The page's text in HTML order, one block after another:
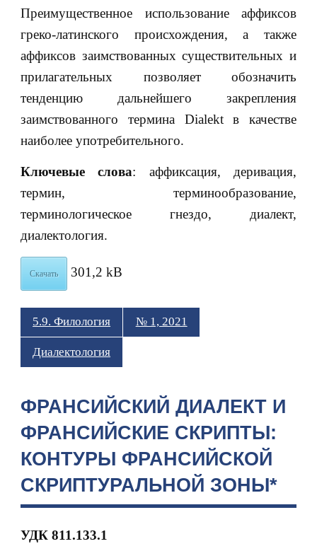
Преимущественное использование аффиксов
греко-латинского происхождения, а также
аффиксов заимствованных существительных и
прилагательных позволяет обозначить
тенденцию дальнейшего закрепления
заимствованного термина Dialekt в качестве
наиболее употребительного.
Ключевые слова: аффиксация, деривация,
термин, терминообразование,
терминологическое гнездо, диалект,
диалектология.
Скачать 301,2 kB
5.9. Филология № 1, 2021
Диалектология
ФРАНСИЙСКИЙ ДИАЛЕКТ И
ФРАНСИЙСКИЕ СКРИПТЫ:
КОНТУРЫ ФРАНСИЙСКОЙ
СКРИПТУРАЛЬНОЙ ЗОНЫ*
УДК 811.133.1